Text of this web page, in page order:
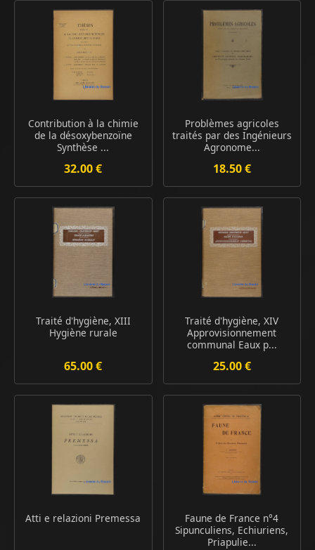
Contribution à la chimie
de la désoxybenzoïne
Synthèse ...
32.00 €
Problèmes agricoles
traités par des Ingénieurs
Agronome...
18.50 €
Traité d'hygiène, XIII
Hygiène rurale
65.00 €
Traité d'hygiène, XIV
Approvisionnement
communal Eaux p...
25.00 €
Atti e relazioni Premessa
Faune de France n°4
Sipunculiens, Echiuriens,
Priapulie...